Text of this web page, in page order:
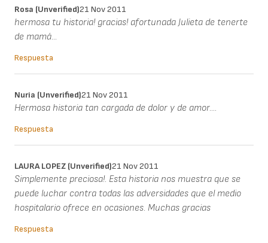
Rosa (unverified)21 Nov 2011
hermosa tu historia! gracias! afortunada Julieta de tenerte
de mamá...
Respuesta
Nuria (unverified)21 Nov 2011
Hermosa historia tan cargada de dolor y de amor....
Respuesta
LAURA LOPEZ (unverified)21 Nov 2011
Simplemente preciosa!. Esta historia nos muestra que se
puede luchar contra todas las adversidades que el medio
hospitalario ofrece en ocasiones. Muchas gracias
Respuesta